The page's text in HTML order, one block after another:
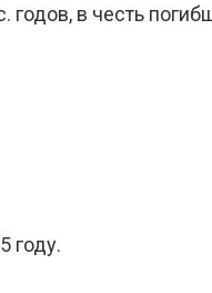
в честь
году.